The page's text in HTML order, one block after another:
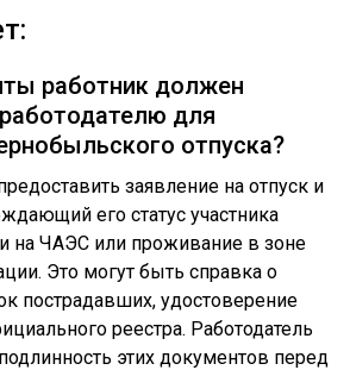
работник должен
для
отпуска?
заявление на отпуск и
его статус участника
на ЧАЭС или проживание в зоне
Это могут быть справка о
пострадавших, удостоверение
реестра. Работодатель
этих документов перед